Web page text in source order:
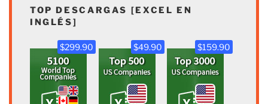
TOP DESCARGAS [EXCEL EN
INGLÉS]
$299.90 $49.90 $159.90